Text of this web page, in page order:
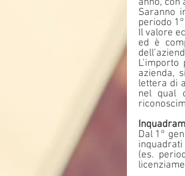
Saranno
periodo
Il valore
ed è
azienda,
lettera di
nel qual
Dal 1°
(es.